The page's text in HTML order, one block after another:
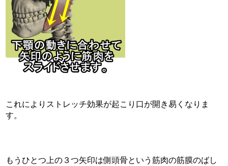
これによりストレッチ効果が起こり口が開き易くなりま
す。
もうひとつ上の３つ矢印は側頭骨という筋肉の筋膜のばし